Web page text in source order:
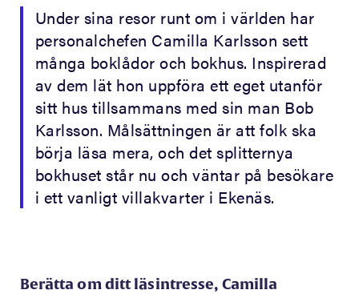
Under sina resor runt om i världen har
personalchefen Camilla Karlsson sett
många boklådor och bokhus. Inspirerad
av dem lät hon uppföra ett eget utanför
sitt hus tillsammans med sin man Bob
Karlsson. Målsättningen är att folk ska
börja läsa mera, och det splitternya
bokhuset står nu och väntar på besökare
i ett vanligt villakvarter i Ekenäs.
Berätta om ditt läsintresse, Camilla